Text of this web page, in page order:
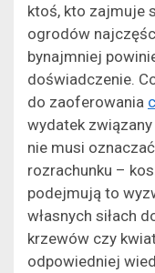
ktoś, kto zajmuje
ogrodów
bynajmniej
doświadczenie.
do zaoferowania
wydatek
nie musi
rozrachunku –
podejmują to
własnych siłach
krzewów czy
odpowiedniej